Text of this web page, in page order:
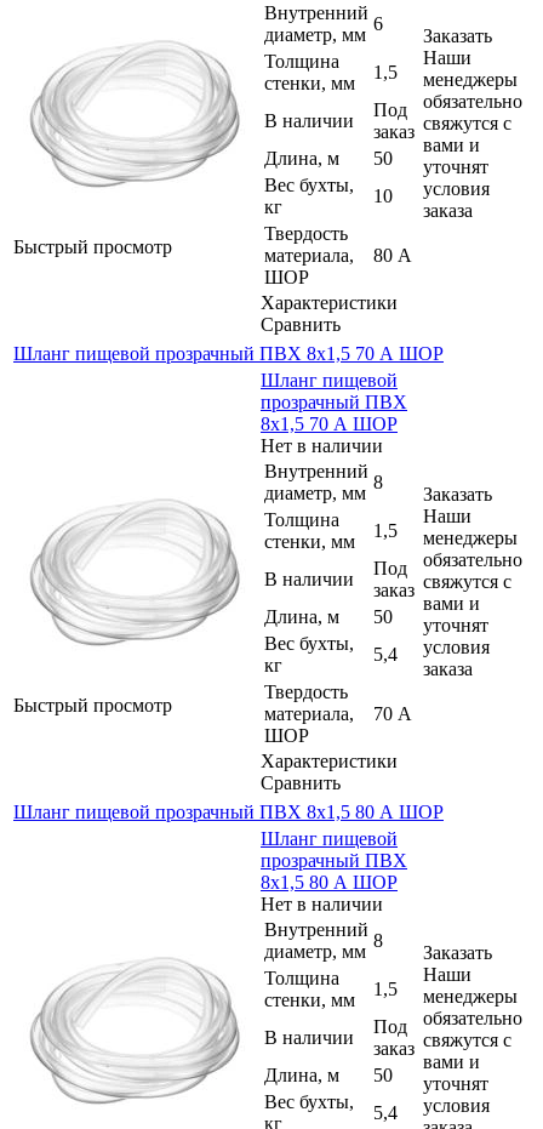
Быстрый просмотр
Внутренний
диаметр, мм
6
Толщина
стенки, мм
1,5
В наличии
Под
заказ
Длина, м
50
Вес бухты,
кг
10
Твердость
материала,
ШОР
80 А
Характеристики
Сравнить
Заказать
Наши
менеджеры
обязательно
свяжутся с
вами и
уточнят
условия
заказа
Шланг пищевой прозрачный ПВХ 8х1,5 70 А ШОР
Быстрый просмотр
Шланг пищевой
прозрачный ПВХ
8х1,5 70 А ШОР
Нет в наличии
Внутренний
диаметр, мм
8
Толщина
стенки, мм
1,5
В наличии
Под
заказ
Длина, м
50
Вес бухты,
кг
5,4
Твердость
материала,
ШОР
70 А
Характеристики
Сравнить
Заказать
Наши
менеджеры
обязательно
свяжутся с
вами и
уточнят
условия
заказа
Шланг пищевой прозрачный ПВХ 8х1,5 80 А ШОР
Шланг пищевой
прозрачный ПВХ
8х1,5 80 А ШОР
Нет в наличии
Внутренний
диаметр, мм
8
Толщина
стенки, мм
1,5
В наличии
Под
заказ
Длина, м
50
Вес бухты,
кг
5,4
Заказать
Наши
менеджеры
обязательно
свяжутся с
вами и
уточнят
условия